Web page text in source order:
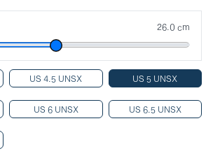
26.0 cm
US 4.5 UNSX US 5 UNSX
US 6 UNSX US 6.5 UNSX